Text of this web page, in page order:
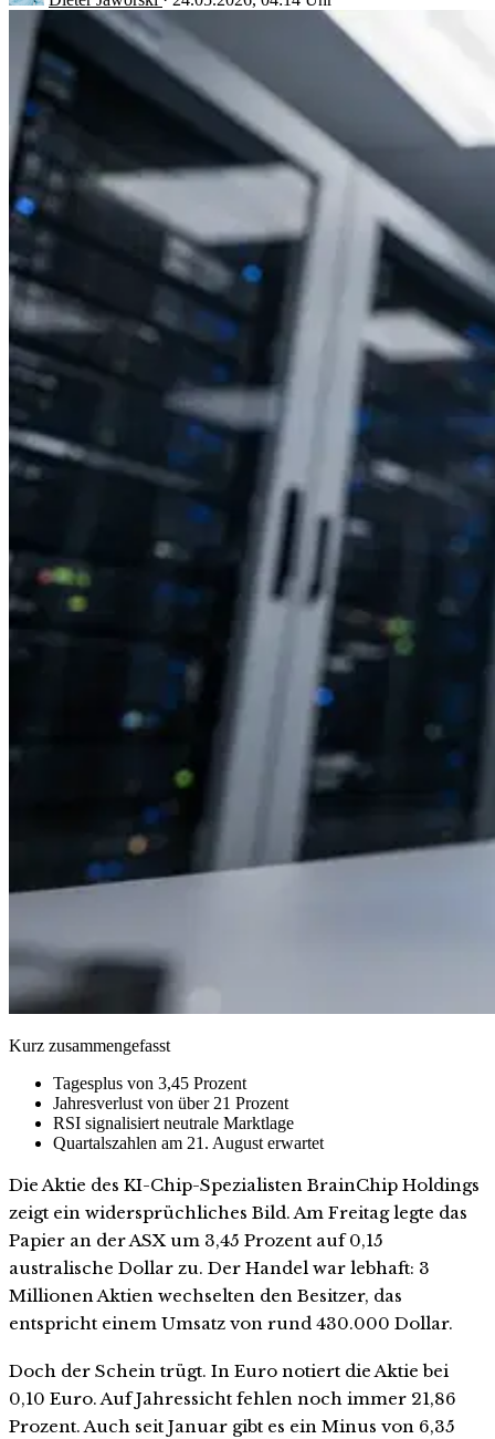
Kurz zusammengefasst
Tagesplus von 3,45 Prozent
Jahresverlust von über 21 Prozent
RSI signalisiert neutrale Marktlage
Quartalszahlen am 21. August erwartet
Die Aktie des KI-Chip-Spezialisten BrainChip Holdings
zeigt ein widersprüchliches Bild. Am Freitag legte das
Papier an der ASX um 3,45 Prozent auf 0,15
australische Dollar zu. Der Handel war lebhaft: 3
Millionen Aktien wechselten den Besitzer, das
entspricht einem Umsatz von rund 430.000 Dollar.
Doch der Schein trügt. In Euro notiert die Aktie bei
0,10 Euro. Auf Jahressicht fehlen noch immer 21,86
Prozent. Auch seit Januar gibt es ein Minus von 6,35